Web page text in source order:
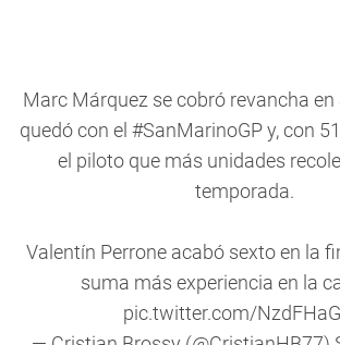
Marc Márquez se cobró revancha en
quedó con el #SanMarinoGPy, con
el piloto que más unidades
temporada.
Valentín Perrone acabó sexto en la
suma más experiencia en la
pic.twitter.com/